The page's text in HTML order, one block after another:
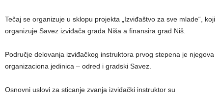
Tečaj se organizuje u sklopu projekta „Izviđaštvo za sve mlade“, koji
organizuje Savez izviđača grada Niša a finansira grad Niš.
Područje delovanja izviđačkog instruktora prvog stepena je njegova
organizaciona jedinica – odred i gradski Savez.
Osnovni uslovi za sticanje zvanja izviđački instruktor su